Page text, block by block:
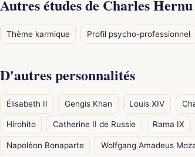
Autres études de Charles Hernu
Thème karmique Profil psycho-professionnel
D'autres personnalités
Élisabeth II Gengis Khan Louis XIV
Hirohito Catherine II de Russie Rama IX
Napoléon Bonaparte Wolfgang Amadeus